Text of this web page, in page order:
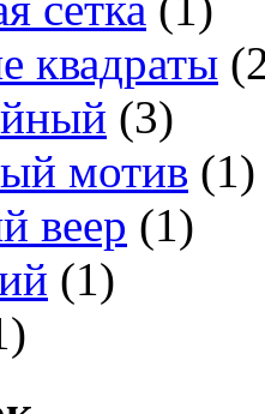
квадраты
(3)
мотив (1)
веер (1)
(1)